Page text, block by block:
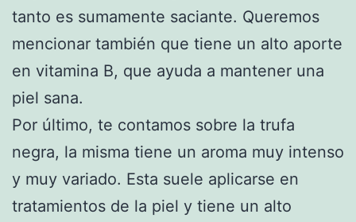
tanto es sumamente saciante. Queremos
mencionar también que tiene un alto aporte
en vitamina B, que ayuda a mantener una
piel sana.
Por último, te contamos sobre la trufa
negra, la misma tiene un aroma muy intenso
y muy variado. Esta suele aplicarse en
tratamientos de la piel y tiene un alto